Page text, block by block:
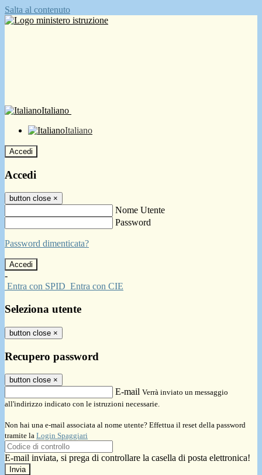
Salta al contenuto
Italiano
Italiano
Accedi
Accedi
button close ×
Nome Utente
Password
Password dimenticata?
-
Entra con SPID Entra con CIE
Seleziona utente
button close ×
Recupero password
button close ×
E-mail Verrà inviato un messaggio
all'indirizzo indicato con le istruzioni necessarie.
Non hai una e-mail associata al nome utente? Effettua il reset della password
tramite la Login Spaggiari
E-mail inviata, si prega di controllare la casella di posta elettronica!